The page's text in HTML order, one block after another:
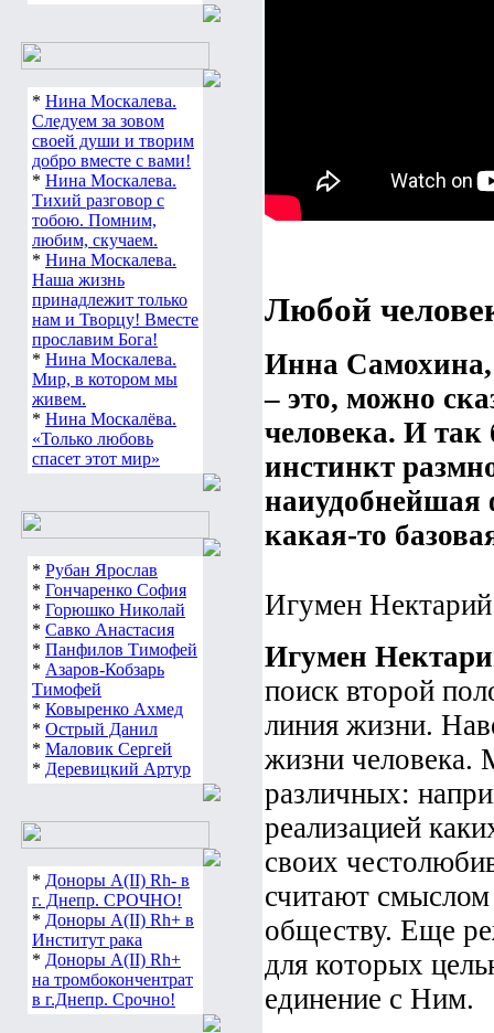
* Нина Москалева.
Следуем за зовом
своей души и творим
добро вместе с вами!
* Нина Москалева.
Тихий разговор с
тобою. Помним,
любим, скучаем.
* Нина Москалева.
Наша жизнь
принадлежит только
нам и Творцу! Вместе
прославим Бога!
* Нина Москалева.
Мир, в котором мы
живем.
* Нина Москалёва.
«Только любовь
спасет этот мир»
* Рубан Ярослав
* Гончаренко София
* Горюшко Николай
* Савко Анастасия
* Панфилов Тимофей
* Азаров-Кобзарь
Тимофей
* Ковыренко Ахмед
* Острый Данил
* Маловик Сергей
* Деревицкий Артур
* Доноры А(ІІ) Rh- в
г. Днепр. СРОЧНО!
* Доноры А(ІІ) Rh+ в
Институт рака
* Доноры А(ІІ) Rh+
на тромбокончентрат
в г.Днепр. Срочно!
Любой
Инна
– это, можно
человека. И
инстинкт
какая-то
Игумен
Игумен
поиск второй
линия жизни.
жизни человека.
различных:
реализацией
своих
считают
обществу. Еще
для которых
единение с Ним.